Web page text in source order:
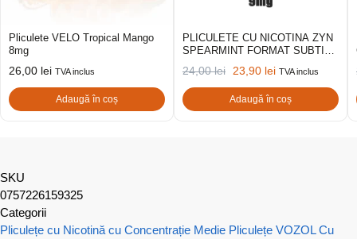
Pliculete VELO Tropical Mango
8mg
26,00 lei TVA inclus
Adaugă în coș
PLICULETE CU NICOTINA ZYN
SPEARMINT FORMAT SUBTIRE
24,00lei 23,90 lei TVA inclus
Adaugă în coș
SKU
0757226159325
Categorii
Pliculețe cu Nicotină cu Concentrație Medie Pliculețe VOZOL Cu